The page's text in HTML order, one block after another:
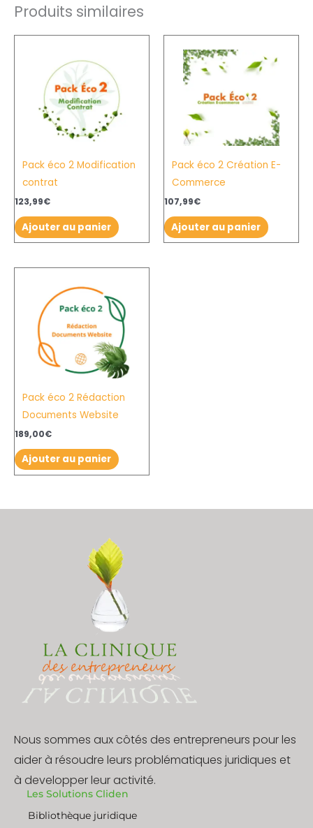
Produits similaires
Pack éco 2 Modification
contrat
123,99€
Ajouter au panier
Pack éco 2 Création E-
Commerce
107,99€
Ajouter au panier
Pack éco 2 Rédaction
Documents Website
189,00€
Ajouter au panier
Nous sommes aux côtés des entrepreneurs pour les
aider à résoudre leurs problématiques juridiques et
à developper leur activité.
Les Solutions Cliden
Bibliothèque juridique